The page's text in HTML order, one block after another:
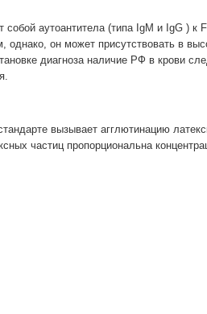
аутоантитела (типа IgM и IgG )
однако, он может присутствовать в
диагноза наличие РФ в крови
вызывает агглютинацию
частиц пропорциональна